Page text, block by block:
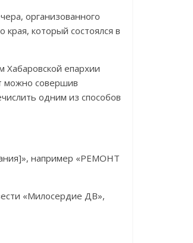
организованного
который состоялся в
епархии
можно совершив
одним из способов
например «РЕМОНТ
«Милосердие ДВ»,